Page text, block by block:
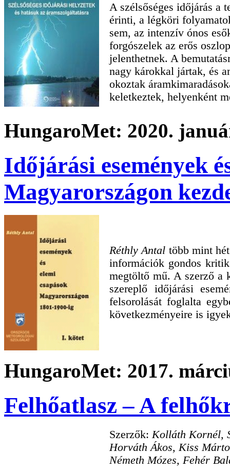
A szélsőséges időjárás a
érinti, a légköri
sem, az intenzív ónos
forgószelek az erős
jelenthetnek. A
nagy károkkal jártak, és
okoztak
keletkeztek, helyenként
HungaroMet: 2020.
Időjárási események
Magyarországon
Réthly Antal több mint
információk gondos
megtöltő mű. A szerző a
szereplő időjárási
felsorolását foglalta
következményeire is
HungaroMet: 2017.
Felhőatlasz – A
Szerzők: Kolláth Kornél,
Horváth Ákos, Kiss
Németh Mózes, Fehér